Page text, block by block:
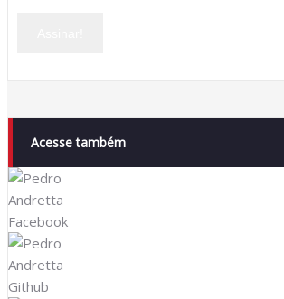
Acesse também